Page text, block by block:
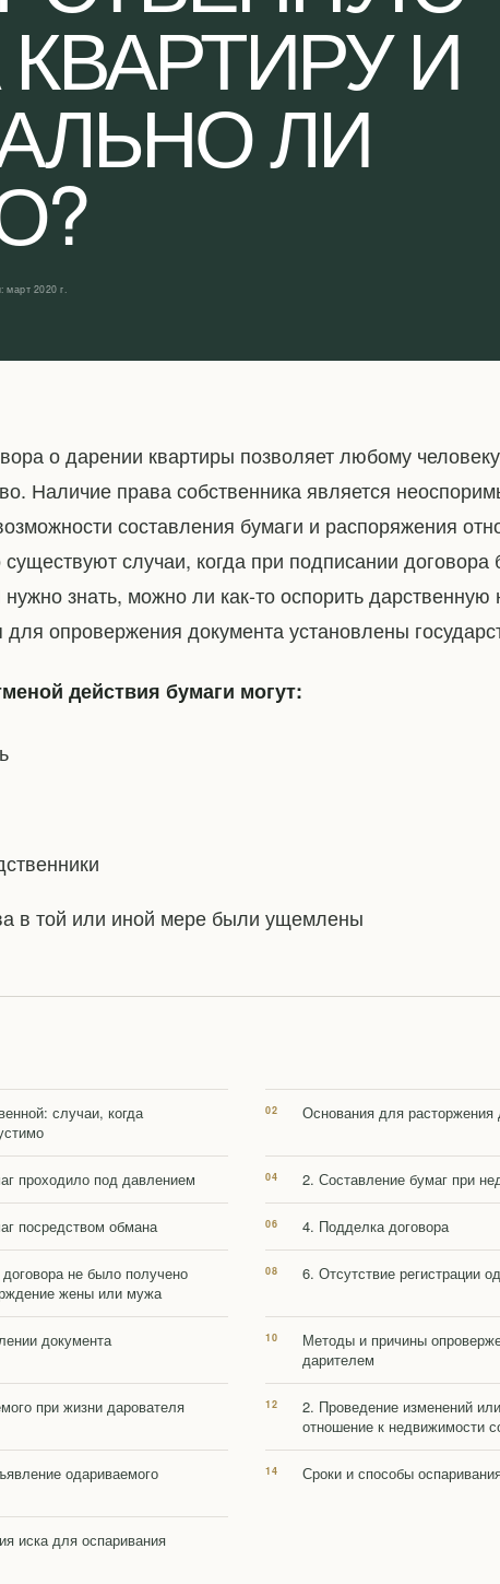
И
ЛИ
март 2020 г.
о дарении квартиры позволяет любому
Наличие права собственника является
составления бумаги и распоряжения
случаи, когда при подписании
знать, можно ли как-то оспорить дарственную
для опровержения документа установлены
действия бумаги могут:
в той или иной мере были ущемлены
случаи, когда
Основания для расторжения
проходило под давлением 2. Составление бумаг при
посредством обмана 4. Подделка договора
не было получено
жены или мужа
6. Отсутствие регистрации
документа
Методы и причины
дарителем
при жизни дарователя
2. Проведение изменений
отношение к недвижимости
одариваемого
Сроки и способы
иска для оспаривания